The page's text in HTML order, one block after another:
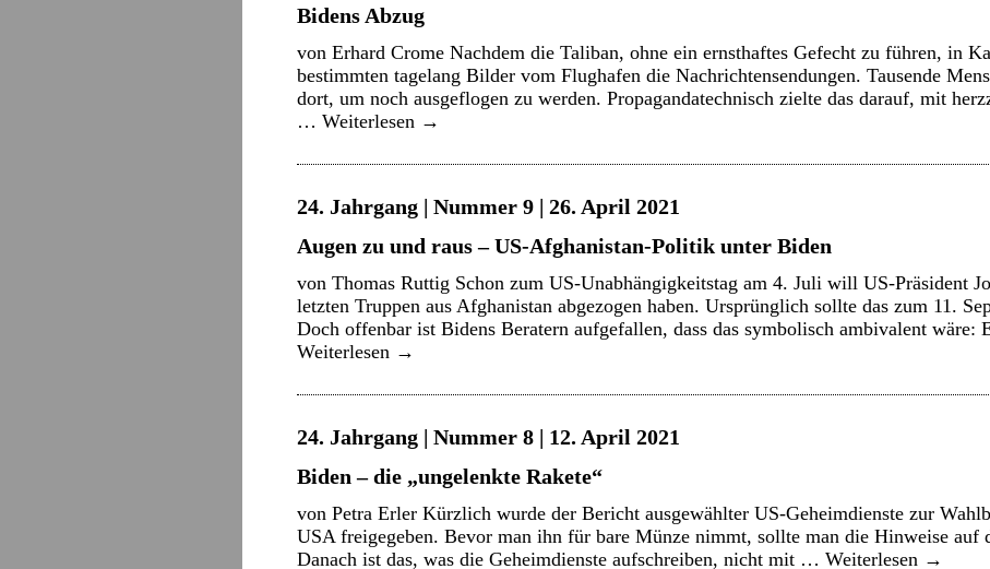
Bidens Abzug
von Erhard Crome Nachdem die Taliban, ohne ein ernsthaftes Gefecht zu führen, in
bestimmten tagelang Bilder vom Flughafen die Nachrichtensendungen. Tausende
dort, um noch ausgeflogen zu werden. Propagandatechnisch zielte das darauf, mit
… Weiterlesen →
24. Jahrgang | Nummer 9 | 26. April 2021
Augen zu und raus – US-Afghanistan-Politik unter Biden
von Thomas Ruttig Schon zum US-Unabhängigkeitstag am 4. Juli will US-Präsident
letzten Truppen aus Afghanistan abgezogen haben. Ursprünglich sollte das zum 11.
Doch offenbar ist Bidens Beratern aufgefallen, dass das symbolisch ambivalent
Weiterlesen →
24. Jahrgang | Nummer 8 | 12. April 2021
Biden – die „ungelenkte Rakete“
von Petra Erler Kürzlich wurde der Bericht ausgewählter US-Geheimdienste zur
USA freigegeben. Bevor man ihn für bare Münze nimmt, sollte man die Hinweise auf
Danach ist das, was die Geheimdienste aufschreiben, nicht mit … Weiterlesen →